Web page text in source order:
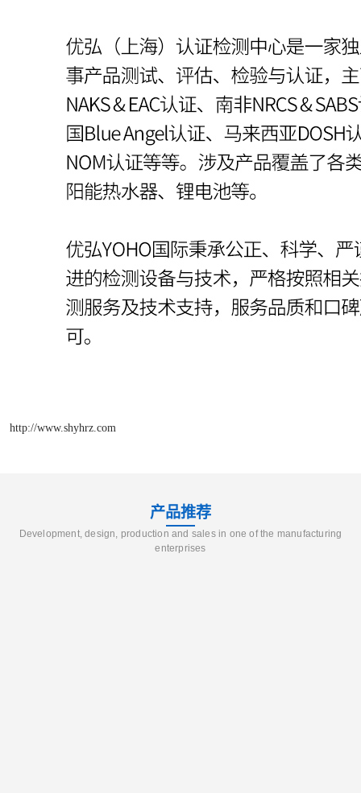
http://www.shyhrz.com
产品推荐
Development, design, production and sales in one of the manufacturing
enterprises